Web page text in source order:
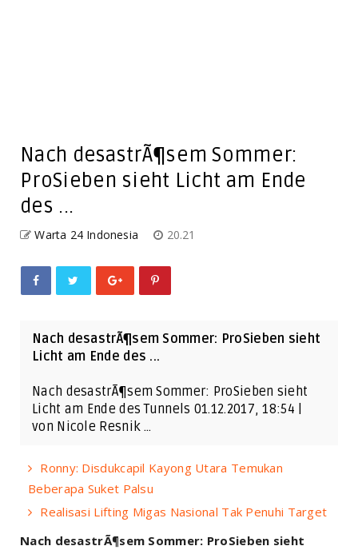
Nach desastrÃ¶sem Sommer:
ProSieben sieht Licht am Ende
des ...
Warta 24 Indonesia 20.21
Nach desastrÃ¶sem Sommer: ProSieben sieht
Licht am Ende des ...
Nach desastrÃ¶sem Sommer: ProSieben sieht
Licht am Ende des Tunnels 01.12.2017, 18:54 |
von Nicole Resnik …
Ronny: Disdukcapil Kayong Utara Temukan
Beberapa Suket Palsu
Realisasi Lifting Migas Nasional Tak Penuhi Target
Nach desastrÃ¶sem Sommer: ProSieben sieht